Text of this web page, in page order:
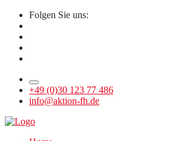
Folgen Sie uns:
+49 (0)30 123 77 486
info@aktion-fh.de